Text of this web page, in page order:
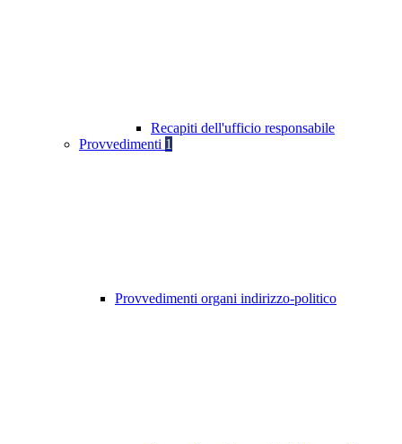
Recapiti dell'ufficio responsabile
Provvedimenti 1
Provvedimenti organi indirizzo-politico